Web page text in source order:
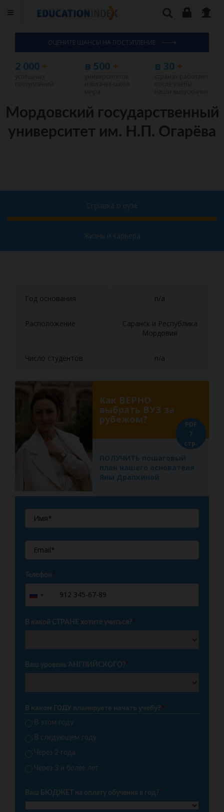
ОЦЕНИТЕ ШАНСЫ НА ПОСТУПЛЕНИЕ
2 000 + в 500 + в 30+
Мордовский государственный
университет им. Н.П. Огарёва
Справка о вузе
Жизнь и карьера
Год основания n/a
Расположение
Саранск и Республика
Мордовия
Число студентов n/a
Как ВЕРНО
выбрать ВУЗ за
рубежом?
ПОЛУЧИТЬ пошаговый
план нашего основателя
Яны Драпкиной
PDF
7
стр.
Телефон*
Russia
+7
В какой СТРАНЕ хотите учиться?*
Ваш уровень АНГЛИЙСКОГО?*
В каком ГОДУ планируете начать учебу?*
В этом году
В следующем году
Через 2 года
Через 3 и более лет
Ваш БЮДЖЕТ на оплату обучения в год?*